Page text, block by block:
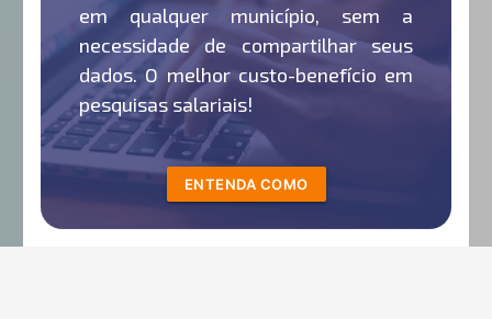
em qualquer município, sem a
necessidade de compartilhar seus
dados. O melhor custo-benefício em
pesquisas salariais!
ENTENDA COMO